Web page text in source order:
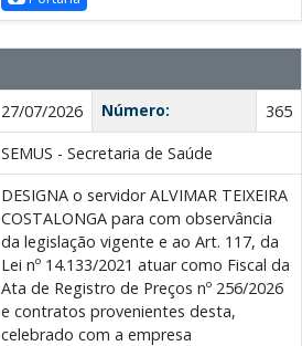
27/07/2026 Número:
365
SEMUS - Secretaria de Saúde
DESIGNA o servidor ALVIMAR TEIXEIRA
COSTALONGA para com observância
da legislação vigente e ao Art. 117, da
Lei nº 14.133/2021 atuar como Fiscal da
Ata de Registro de Preços nº 256/2026
e contratos provenientes desta,
celebrado com a empresa